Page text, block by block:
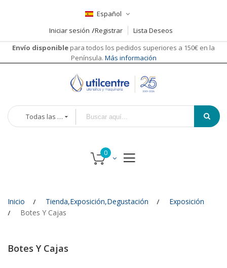
Español
Iniciar sesión
Registrar
Lista Deseos
Envío disponible para todos los pedidos superiores a 150€ en la
Península. Más información
Todas las categorías
Inicio Tienda,Exposición,Degustación
Exposición
Botes Y Cajas
Botes Y Cajas